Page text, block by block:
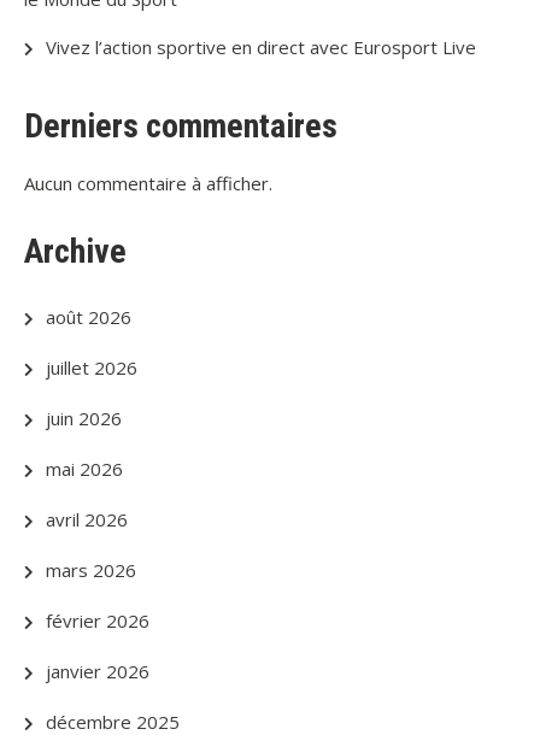
Vivez l’action sportive en direct avec Eurosport Live
Derniers commentaires
Aucun commentaire à afficher.
Archive
août 2026
juillet 2026
juin 2026
mai 2026
avril 2026
mars 2026
février 2026
janvier 2026
décembre 2025